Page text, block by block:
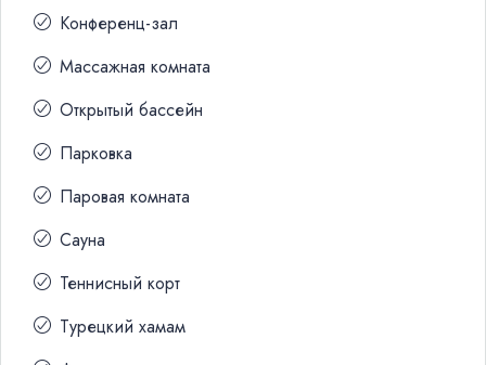
Конференц-зал
Массажная комната
Открытый бассейн
Парковка
Паровая комната
Сауна
Теннисный корт
Турецкий хамам